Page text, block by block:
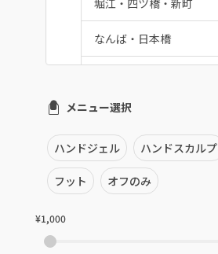
堀江・四ツ橋・新町
なんば・日本橋
福島区・野田
淀屋橋・本町・肥後橋
天神橋・天満
メニュー選択
ハンドジェル ハンドスカルプ
フット オフのみ
¥1,000